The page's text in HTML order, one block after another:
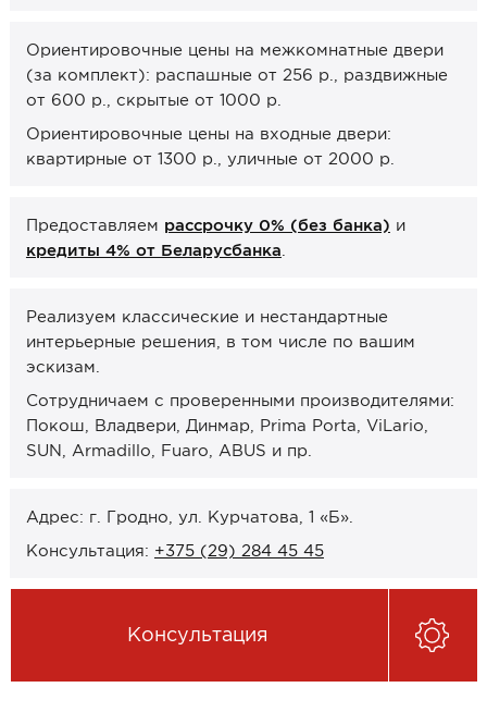
Каталоги от производителей
Сервис
Консультация
Онлайн-формат работы
Оплата
Рассрочка 0% (без банка)
Кредиты 4% от Беларусбанка
Карты рассрочек
Контакты и график работы
Сотрудничество
Ориентировочные цены на межкомнатные двери
(за комплект): распашные от 256 р., раздвижные
от 600 р., скрытые от 1000 р.
Ориентировочные цены на входные двери:
квартирные от 1300 р., уличные от 2000 р.
Предоставляем рассрочку 0% (без банка) и
кредиты 4% от Беларусбанка
Реализуем классические и нестандартные
интерьерные решения, в том числе по вашим
эскизам.
Сотрудничаем с проверенными производителями:
Покош, Владвери, Динмар, Prima Porta, ViLario,
SUN, Armadillo, Fuaro, ABUS и пр.
Адрес: г. Гродно, ул. Курчатова, 1 «Б».
Консультация: +375 (29) 284 45 45
Консультация